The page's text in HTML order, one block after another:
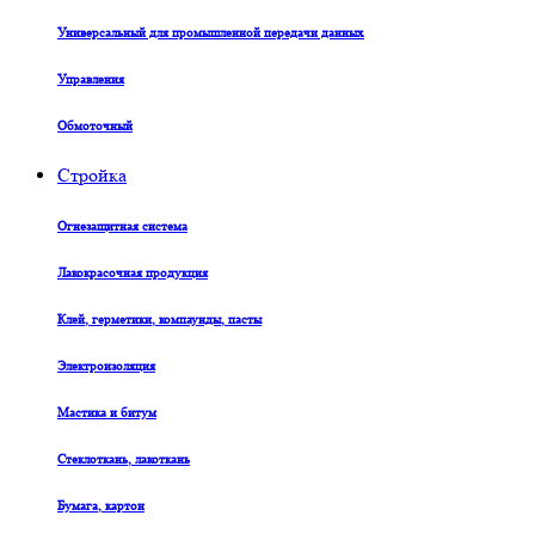
Универсальный для промышленной передачи данных
Управления
Обмоточный
Стройка
Огнезащитная система
Лакокрасочная продукция
Клей, герметики, компаунды, пасты
Электроизоляция
Мастика и битум
Стеклоткань, лакоткань
Бумага, картон